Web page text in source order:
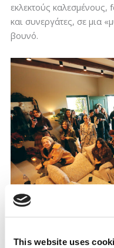
This website uses
εκλεκτούς
και συνεργάτες, σε μια
βουνό.
είχαν την ευκαιρία να